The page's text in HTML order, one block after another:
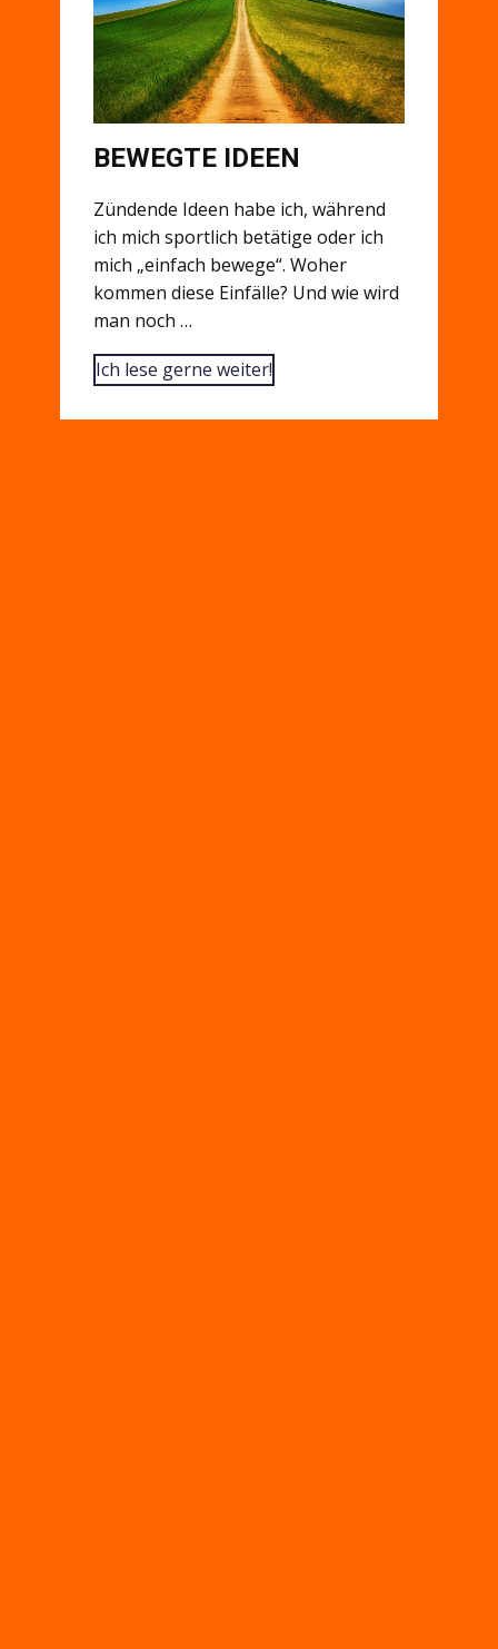
BEWEGTE IDEEN
Zündende Ideen habe ich, während
ich mich sportlich betätige oder ich
mich „einfach bewege“. Woher
kommen diese Einfälle? Und wie wird
man noch …
Ich lese gerne weiter!